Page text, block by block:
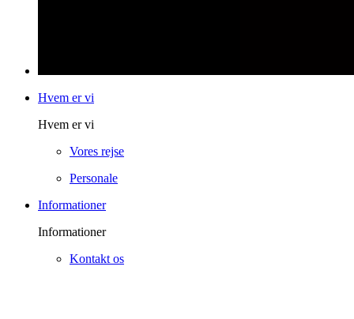
Hvem er vi
Hvem er vi
Vores rejse
Personale
Informationer
Informationer
Kontakt os